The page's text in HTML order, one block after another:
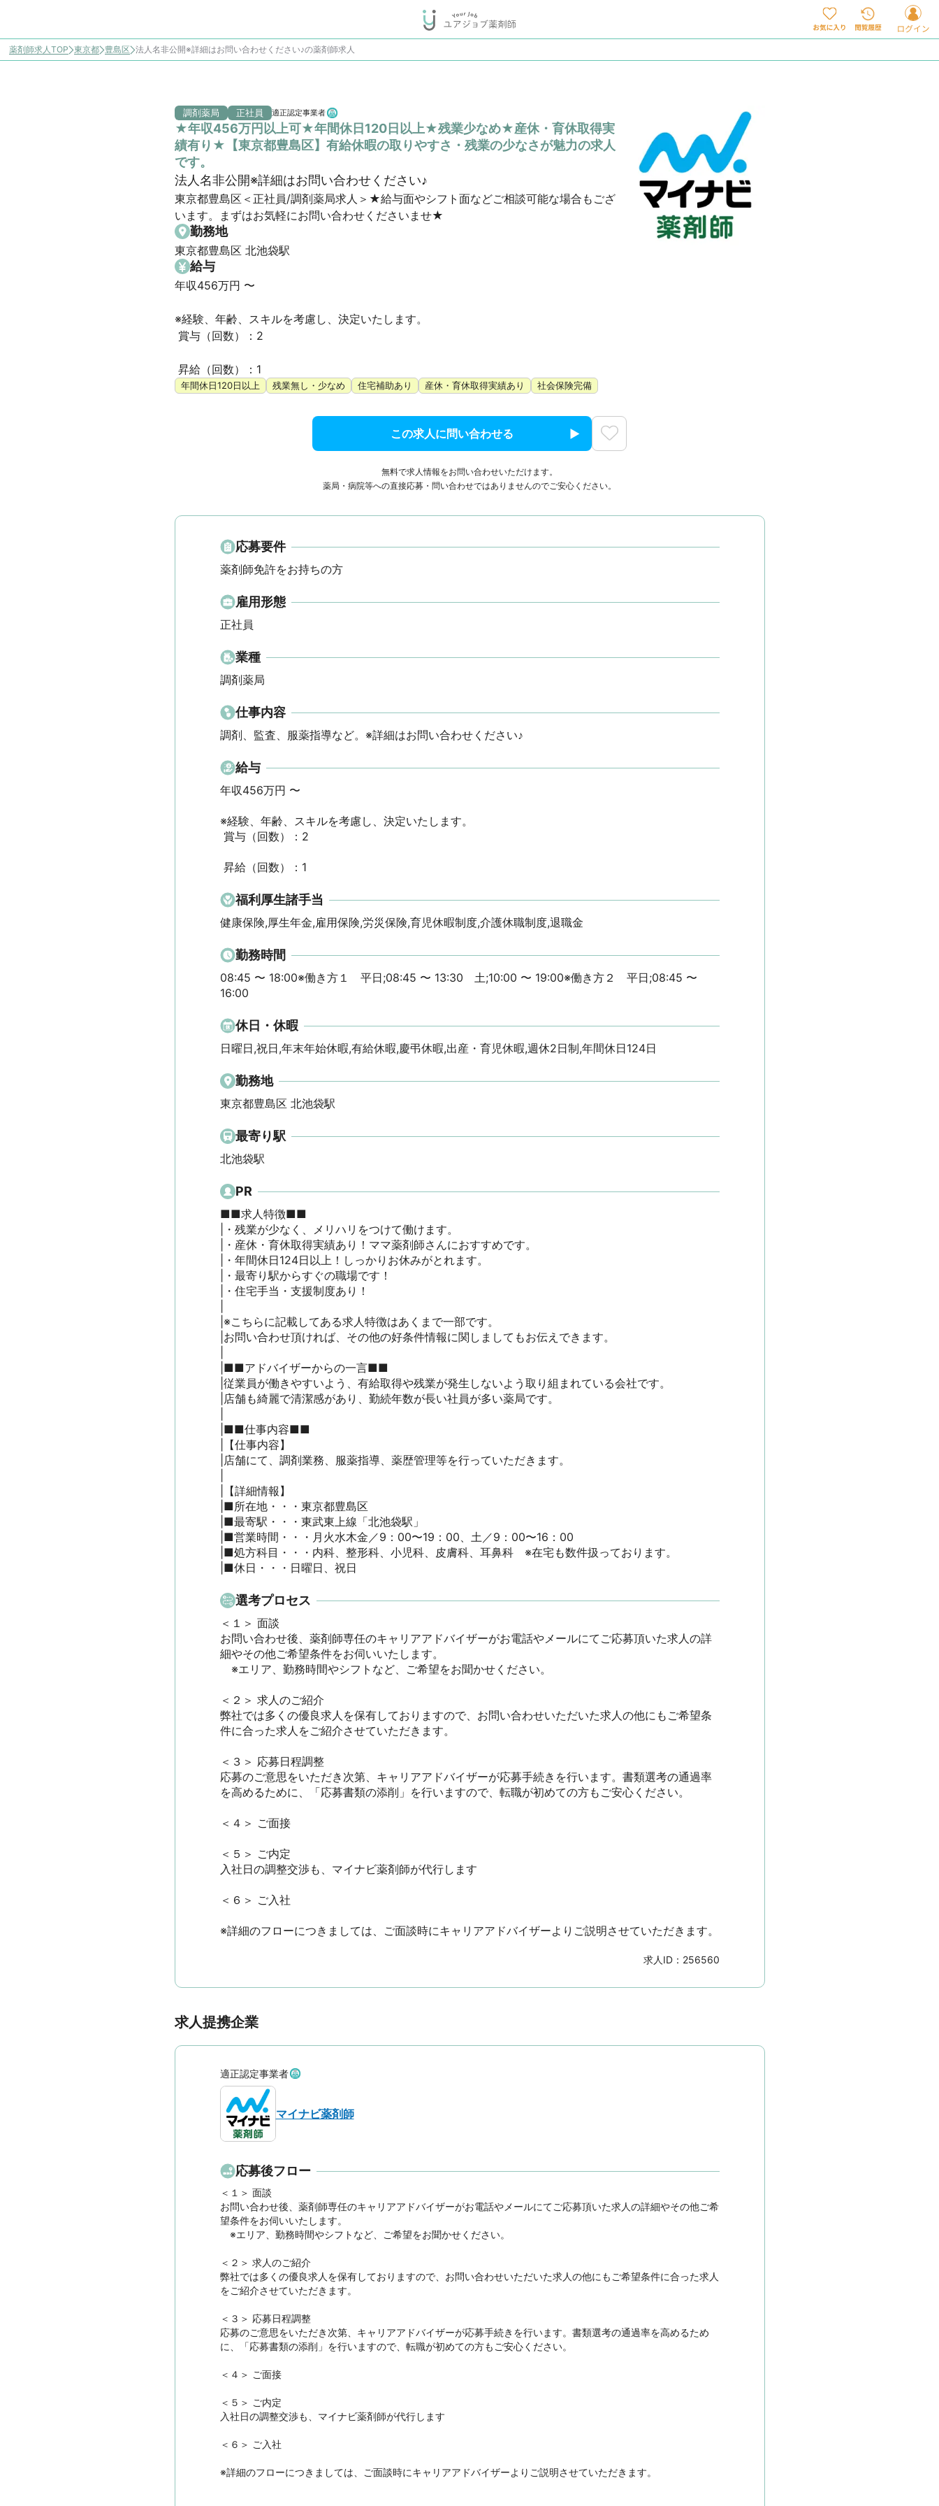
薬剤師求人TOP 東京都 豊島区 法人名非公開※詳細はお問い合わせください♪の薬剤師求人
調剤薬局 正社員 適正認定事業者
★年収456万円以上可★年間休日120日以上★残業少なめ★産休・育休取得実
績有り★【東京都豊島区】有給休暇の取りやすさ・残業の少なさが魅力の求人
です。
法人名非公開※詳細はお問い合わせください♪
東京都豊島区＜正社員/調剤薬局求人＞★給与面やシフト面などご相談可能な場合もござ
います。まずはお気軽にお問い合わせくださいませ★
勤務地
東京都豊島区 北池袋駅
給与
年収456万円 〜
※経験、年齢、スキルを考慮し、決定いたします。
昇給（回数）：1
年間休日120日以上 残業無し・少なめ 住宅補助あり 産休・育休取得実績あり 社会保険完備
この求人に問い合わせる
無料で求人情報をお問い合わせいただけます。
薬局・病院等への直接応募・問い合わせではありませんのでご安心ください。
応募要件
薬剤師免許をお持ちの方
雇用形態
正社員
業種
調剤薬局
仕事内容
調剤、監査、服薬指導など。※詳細はお問い合わせください♪
給与
年収456万円 〜
※経験、年齢、スキルを考慮し、決定いたします。
昇給（回数）：1
福利厚生諸手当
健康保険,厚生年金,雇用保険,労災保険,育児休暇制度,介護休職制度,退職金
勤務時間
08:45 〜 18:00※働き方１　平日;08:45 〜 13:30　土;10:00 〜 19:00※働き方２　平日;08:45 〜
16:00
休日・休暇
日曜日,祝日,年末年始休暇,有給休暇,慶弔休暇,出産・育児休暇,週休2日制,年間休日124日
勤務地
東京都豊島区 北池袋駅
最寄り駅
北池袋駅
PR
■■求人特徴■■
|・残業が少なく、メリハリをつけて働けます。
|・産休・育休取得実績あり！ママ薬剤師さんにおすすめです。
|・年間休日124日以上！しっかりお休みがとれます。
|・最寄り駅からすぐの職場です！
|・住宅手当・支援制度あり！
|※こちらに記載してある求人特徴はあくまで一部です。
|お問い合わせ頂ければ、その他の好条件情報に関しましてもお伝えできます。
|■■アドバイザーからの一言■■
|従業員が働きやすいよう、有給取得や残業が発生しないよう取り組まれている会社です。
|店舗も綺麗で清潔感があり、勤続年数が長い社員が多い薬局です。
|■■仕事内容■■
|【仕事内容】
|店舗にて、調剤業務、服薬指導、薬歴管理等を行っていただきます。
|【詳細情報】
|■所在地・・・東京都豊島区
|■最寄駅・・・東武東上線「北池袋駅」
|■営業時間・・・月火水木金／9：00〜19：00、土／9：00〜16：00
|■処方科目・・・内科、整形科、小児科、皮膚科、耳鼻科　※在宅も数件扱っております。
|■休日・・・日曜日、祝日
選考プロセス
＜１＞ 面談
お問い合わせ後、薬剤師専任のキャリアアドバイザーがお電話やメールにてご応募頂いた求人の詳
細やその他ご希望条件をお伺いいたします。
※エリア、勤務時間やシフトなど、ご希望をお聞かせください。
＜２＞ 求人のご紹介
弊社では多くの優良求人を保有しておりますので、お問い合わせいただいた求人の他にもご希望条
件に合った求人をご紹介させていただきます。
＜３＞ 応募日程調整
応募のご意思をいただき次第、キャリアアドバイザーが応募手続きを行います。書類選考の通過率
を高めるために、「応募書類の添削」を行いますので、転職が初めての方もご安心ください。
＜４＞ ご面接
＜５＞ ご内定
入社日の調整交渉も、マイナビ薬剤師が代行します
＜６＞ ご入社
※詳細のフローにつきましては、ご面談時にキャリアアドバイザーよりご説明させていただきます。
求人ID： 256560
求人提携企業
適正認定事業者
マイナビ薬剤師
応募後フロー
＜１＞ 面談
お問い合わせ後、薬剤師専任のキャリアアドバイザーがお電話やメールにてご応募頂いた求人の詳細やその他ご希
望条件をお伺いいたします。
※エリア、勤務時間やシフトなど、ご希望をお聞かせください。
＜２＞ 求人のご紹介
弊社では多くの優良求人を保有しておりますので、お問い合わせいただいた求人の他にもご希望条件に合った求人
をご紹介させていただきます。
＜３＞ 応募日程調整
応募のご意思をいただき次第、キャリアアドバイザーが応募手続きを行います。書類選考の通過率を高めるため
に、「応募書類の添削」を行いますので、転職が初めての方もご安心ください。
＜４＞ ご面接
＜５＞ ご内定
入社日の調整交渉も、マイナビ薬剤師が代行します
＜６＞ ご入社
※詳細のフローにつきましては、ご面談時にキャリアアドバイザーよりご説明させていただきます。